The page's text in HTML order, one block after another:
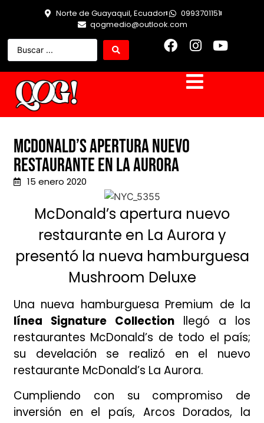
Norte de Guayaquil, Ecuador
0993701151
qogmedio@outlook.com
MCDONALD’S APERTURA NUEVO
RESTAURANTE EN LA AURORA
15 enero 2020
McDonald’s apertura nuevo
restaurante en La Aurora y
presentó la nueva hamburguesa
Mushroom Deluxe
Una nueva hamburguesa Premium de la
línea Signature Collection llegó a los
restaurantes McDonald’s de todo el país;
su develación se realizó en el nuevo
restaurante McDonald’s La Aurora.
Cumpliendo con su compromiso de
inversión en el país, Arcos Dorados, la